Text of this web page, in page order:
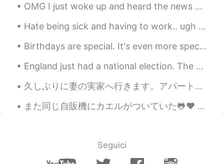
OMG I just woke up and heard the news about your Earthquake in Japan! is everyone Ok? 🥺🥺 I hope...
Hate being sick and having to work.. ugh I feel like a ninja with no super power 😢 send me your “...
Birthdays are special. It's even more special when you use pizza instead of cake to celebrate it!...
England just had a national election. The worst result has come of it, and I never want to return...
久しぶりに妻の実家へ行きます。アパートを出た瞬間、今日の暑さに驚きましたー‼️今年一番の暖かい日のではないかと思っています。農家さん達は田植え中です。^_^稲が成長していく田んぼの風景を眺めるの...
また同じ自販機にカエルがついていた🐸♥ 水曜日と同じ2匹かな？ 虫が自販機の光によってくるからカエルにとってはバイキングだね🤔 もっと写真を撮りたかったけど、雨と雷がひどくてそんな暇なか...
Seguici